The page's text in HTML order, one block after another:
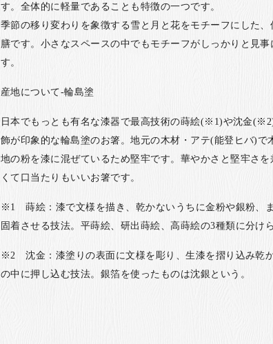
す。全体的に軽量であることも特徴の一つです。
季節の移り変わりを象徴する雪と月と花をモチーフにした
膳です。小さなスペースの中でもモチーフがしっかりと見事
す。
産地について-輪島塗
日本でもっとも有名な漆器で最高技術の蒔絵(※1)や沈金
飾が印象的な輪島塗のお箸。地元の木材・アテ(能登ヒバ)で
地の粉を漆に混ぜているため堅牢です。華やかさと堅牢さ
くて口当たりもいいお箸です。
※1 蒔絵：漆で文様を描き、乾かないうちに金粉や銀粉、
固着させる技法。平蒔絵、研出蒔絵、高蒔絵の3種類に分けら
※2 沈金：漆塗りの表面に文様を彫り、生漆を摺り込み乾
の中に押し込む技法。銀箔を使ったものは沈銀という。